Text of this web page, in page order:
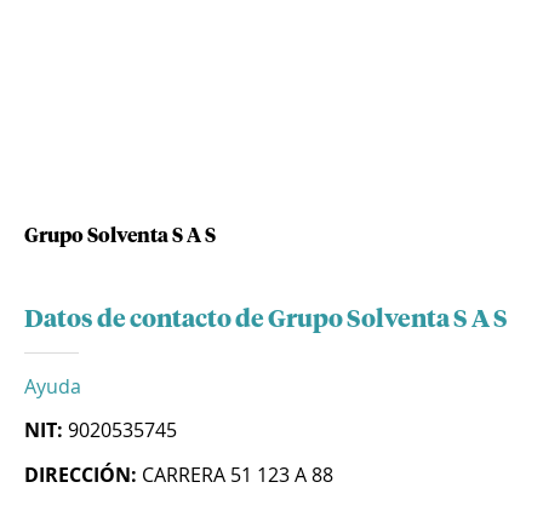
Grupo Solventa S A S
Datos de contacto de Grupo Solventa S A S
Ayuda
NIT: 9020535745
DIRECCIÓN: CARRERA 51 123 A 88